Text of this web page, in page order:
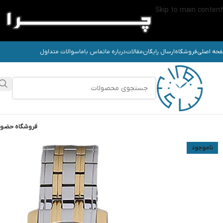
Skip to main content
اصلیفروشگاهارسال رایگانمقالاتدرباره ماتماس باماسوالات متداول
فروشگاه
ناموجود